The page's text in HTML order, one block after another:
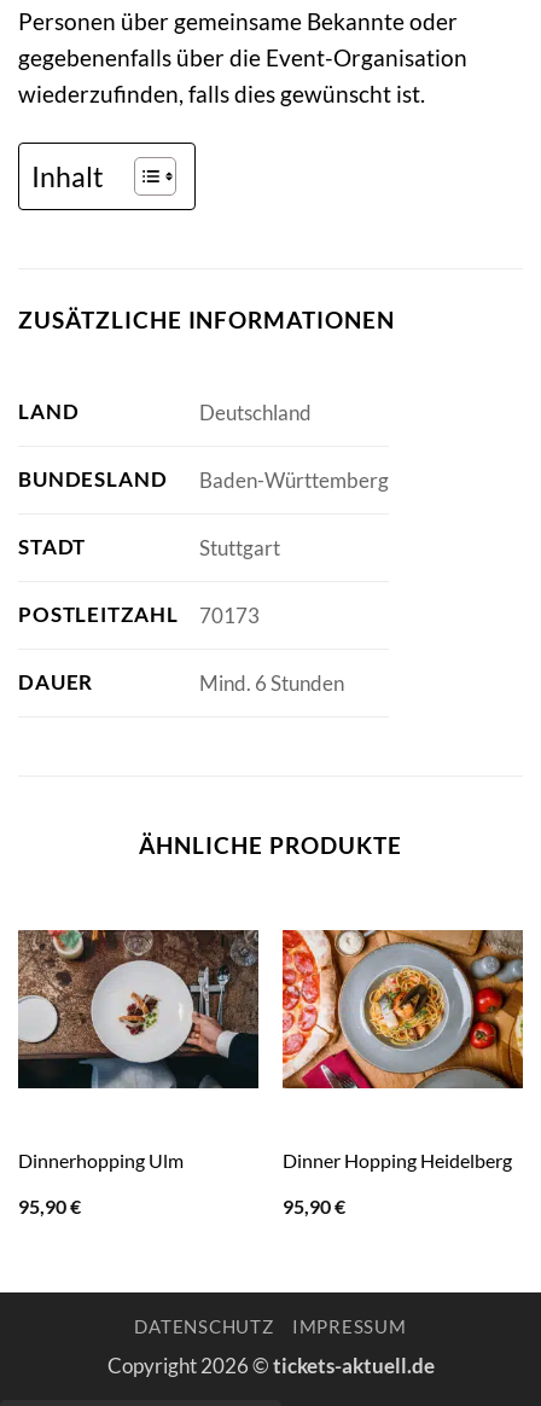
Personen über gemeinsame Bekannte oder
gegebenenfalls über die Event-Organisation
wiederzufinden, falls dies gewünscht ist.
Inhalt
ZUSÄTZLICHE INFORMATIONEN
LAND Deutschland
BUNDESLAND Baden-Württemberg
STADT Stuttgart
POSTLEITZAHL 70173
DAUER Mind. 6 Stunden
ÄHNLICHE PRODUKTE
Dinnerhopping Ulm
95,90€
Dinner Hopping Heidelberg
95,90€
DATENSCHUTZ IMPRESSUM
Copyright 2026 ©tickets-aktuell.de